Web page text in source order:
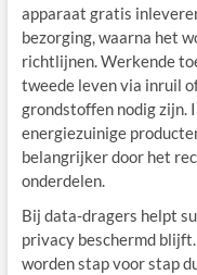
apparaat gratis
bezorging, waarna het
richtlijnen. Werkende
tweede leven via inruil
grondstoffen nodig zijn.
energiezuinige
belangrijker door het
onderdelen.
Bij data-dragers helpt
privacy beschermd
worden stap voor stap